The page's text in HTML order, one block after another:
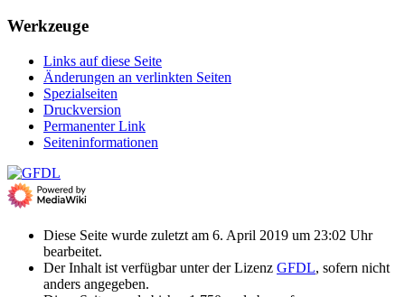
Werkzeuge
Links auf diese Seite
Änderungen an verlinkten Seiten
Spezialseiten
Druckversion
Permanenter Link
Seiten­­informationen
Diese Seite wurde zuletzt am 6. April 2019 um 23:02 Uhr
bearbeitet.
Der Inhalt ist verfügbar unter der Lizenz GFDL, sofern nicht
anders angegeben.